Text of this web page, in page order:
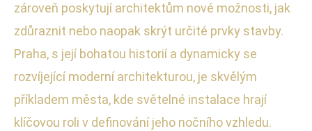
zároveň poskytují architektům nové možnosti, jak
zdůraznit nebo naopak skrýt určité prvky stavby.
Praha, s její bohatou historií a dynamicky se
rozvíjející moderní architekturou, je skvělým
příkladem města, kde světelné instalace hrají
klíčovou roli v definování jeho nočního vzhledu.